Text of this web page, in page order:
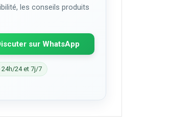
les conseils produits
sur WhatsApp
24 et 7j/7